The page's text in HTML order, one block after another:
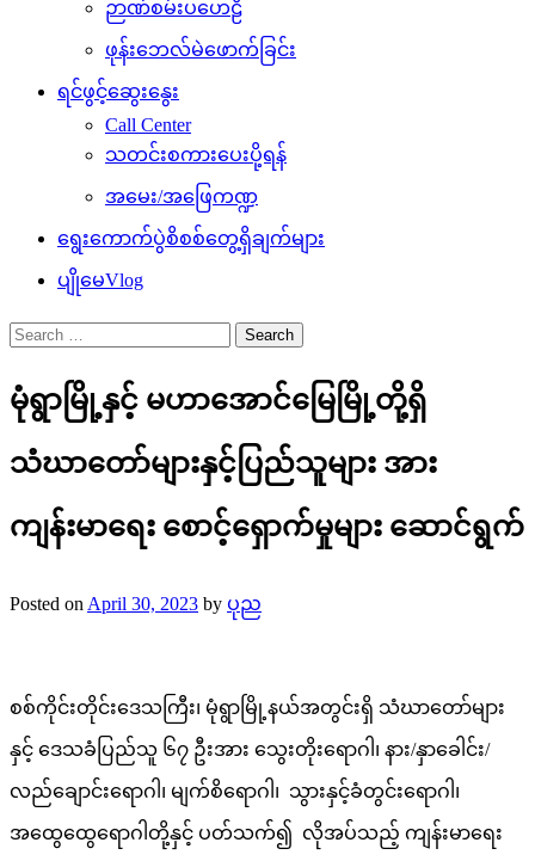
ဉာဏ်စမ်းပဟေဠိ
ဖုန်းဘေလ်မဲဖောက်ခြင်း
ရင်ဖွင့်ဆွေးနွေး
Call Center
သတင်းစကားပေးပို့ရန်
အမေး/အဖြေကဏ္ဍ
ရွေးကောက်ပွဲစိစစ်တွေ့ရှိချက်များ
ပျိုမေVlog
Search
for:
မုံရွာမြို့နှင့် မဟာအောင်မြေမြို့တို့ရှိ
သံဃာတော်များနှင့်ပြည်သူများ အား
ကျန်းမာရေး စောင့်ရှောက်မှုများ ဆောင်ရွက်
Posted on April 30, 2023 by ပုည
စစ်ကိုင်းတိုင်းဒေသကြီး၊ မုံရွာမြို့နယ်အတွင်းရှိ သံဃာတော်များ
နှင့် ဒေသခံပြည်သူ ၆၇ ဦးအား သွေးတိုးရောဂါ၊ နား/နှာခေါင်း/
လည်ချောင်းရောဂါ၊ မျက်စိရောဂါ၊ သွားနှင့်ခံတွင်းရောဂါ၊
အထွေထွေရောဂါတို့နှင့် ပတ်သက်၍ လိုအပ်သည့် ကျန်းမာရေး